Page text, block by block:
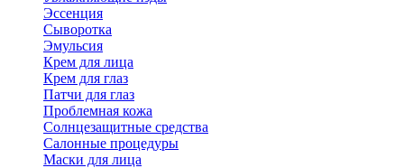
Эссенция
Сыворотка
Эмульсия
Крем для лица
Крем для глаз
Патчи для глаз
Проблемная кожа
Солнцезащитные средства
Салонные процедуры
Маски для лица